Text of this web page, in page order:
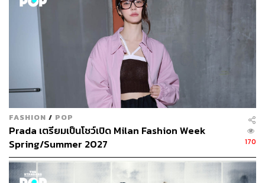
FASHION / POP
Prada เตรียมเป็นโชว์เปิด Milan Fashion Week
Spring/Summer 2027
170